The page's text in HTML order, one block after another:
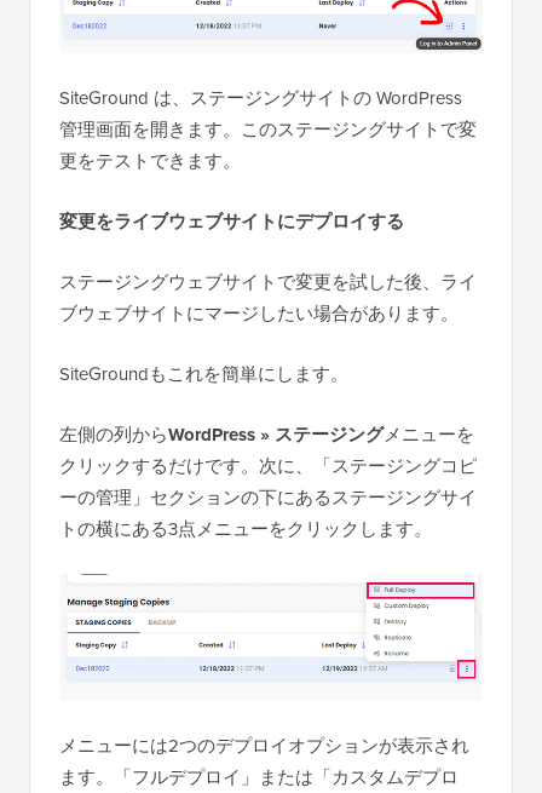
SiteGround は、ステージングサイトの WordPress
管理画面を開きます。このステージングサイトで変
更をテストできます。
変更をライブウェブサイトにデプロイする
ステージングウェブサイトで変更を試した後、ライ
ブウェブサイトにマージしたい場合があります。
SiteGroundもこれを簡単にします。
左側の列からWordPress » ステージングメニューを
クリックするだけです。次に、「ステージングコピ
ーの管理」セクションの下にあるステージングサイ
トの横にある3点メニューをクリックします。
メニューには2つのデプロイオプションが表示され
ます。「フルデプロイ」または「カスタムデプロ